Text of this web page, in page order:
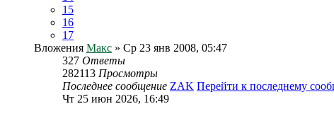
15
16
17
Вложения Макс » Ср 23 янв 2008, 05:47
327 Ответы
282113 Просмотры
Последнее сообщение ZAK Перейти к последнему
Чт 25 июн 2026, 16:49